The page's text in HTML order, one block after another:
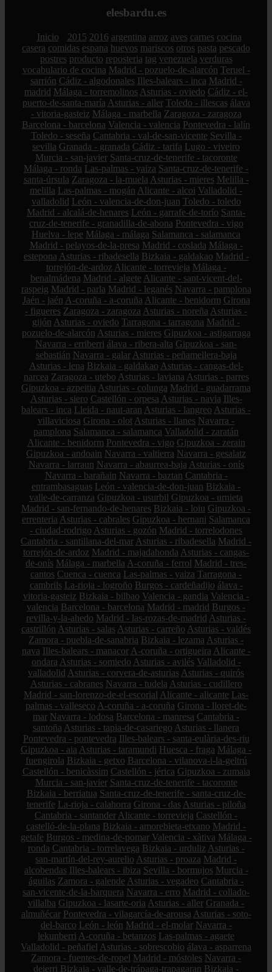
elesbardu.es
Inicio 2015 2016 argentina arroz aves carnes cocina
casera comidas espana huevos mariscos otros pasta pescado
postres producto reposteria tag venezuela verduras
vocabulario de cocina Madrid - pozuelo-de-alarcón Teruel -
sarrión Cádiz - algodonales Illes-balears - inca Madrid -
madrid Málaga - torremolinos Asturias - oviedo Cádiz - el-
puerto-de-santa-maría Asturias - aller Toledo - illescas álava
- vitoria-gasteiz Málaga - marbella Zaragoza - zaragoza
Barcelona - barcelona Valencia - valencia Pontevedra - lalín
Toledo - seseña Cantabria - val-de-san-vicente Sevilla -
sevilla Granada - granada Cádiz - tarifa Lugo - viveiro
Murcia - san-javier Santa-cruz-de-tenerife - tacoronte
Málaga - ronda Las-palmas - yaiza Santa-cruz-de-tenerife -
santa-úrsula Zaragoza - la-muela Asturias - mieres Melilla -
melilla Las-palmas - mogán Alicante - alcoi Valladolid -
valladolid León - valencia-de-don-juan Toledo - toledo
Madrid - alcalá-de-henares León - garrafe-de-torío Santa-
cruz-de-tenerife - granadilla-de-abona Pontevedra - vigo
Huelva - lepe Málaga - málaga Salamanca - salamanca
Madrid - pelayos-de-la-presa Madrid - coslada Málaga -
estepona Asturias - ribadesella Bizkaia - galdakao Madrid -
torrejón-de-ardoz Alicante - torrevieja Málaga -
benalmádena Madrid - algete Alicante - sant-vicent-del-
raspeig Madrid - parla Madrid - leganés Navarra - pamplona
Jaén - jaén A-coruña - a-coruña Alicante - benidorm Girona
- figueres Zaragoza - zaragoza Asturias - noreña Asturias -
gijón Asturias - oviedo Tarragona - tarragona Madrid -
pozuelo-de-alarcón Asturias - mieres Gipuzkoa - astigarraga
Navarra - erriberri álava - ribera-alta Gipuzkoa - san-
sebastián Navarra - galar Asturias - peñamellera-baja
Asturias - lena Bizkaia - galdakao Asturias - cangas-del-
narcea Zaragoza - utebo Asturias - laviana Asturias - parres
Gipuzkoa - azpeitia Asturias - colunga Madrid - guadarrama
Asturias - siero Castellón - orpesa Asturias - navia Illes-
balears - inca Lleida - naut-aran Asturias - langreo Asturias -
villaviciosa Girona - olot Asturias - llanes Navarra -
pamplona Salamanca - salamanca Valladolid - zaratán
Alicante - benidorm Pontevedra - vigo Gipuzkoa - zerain
Gipuzkoa - andoain Navarra - valtierra Navarra - gesalatz
Navarra - larraun Navarra - abaurrea-baja Asturias - onís
Navarra - barañain Navarra - baztan Cantabria -
entrambasaguas León - valencia-de-don-juan Bizkaia -
valle-de-carranza Gipuzkoa - usurbil Gipuzkoa - urnieta
Madrid - san-fernando-de-henares Bizkaia - loiu Gipuzkoa -
errenteria Asturias - cabrales Gipuzkoa - hernani Salamanca
- ciudad-rodrigo Asturias - gozón Madrid - torrelodones
Cantabria - santillana-del-mar Asturias - ribadesella Madrid -
torrejón-de-ardoz Madrid - majadahonda Asturias - cangas-
de-onís Málaga - marbella A-coruña - ferrol Madrid - tres-
cantos Cuenca - cuenca Las-palmas - yaiza Tarragona -
cambrils La-rioja - logroño Burgos - cardeñadijo álava -
vitoria-gasteiz Bizkaia - bilbao Valencia - gandia Valencia -
valencia Barcelona - barcelona Madrid - madrid Burgos -
revilla-y-la-ahedo Madrid - las-rozas-de-madrid Asturias -
castrillón Asturias - salas Asturias - carreño Asturias - valdés
Zamora - puebla-de-sanabria Bizkaia - lezama Asturias -
nava Illes-balears - manacor A-coruña - ortigueira Alicante -
ondara Asturias - somiedo Asturias - avilés Valladolid -
valladolid Asturias - corvera-de-asturias Asturias - quirós
Asturias - cabranes Navarra - tudela Asturias - cudillero
Madrid - san-lorenzo-de-el-escorial Alicante - alicante Las-
palmas - valleseco A-coruña - a-coruña Girona - lloret-de-
mar Navarra - lodosa Barcelona - manresa Cantabria -
santoña Asturias - tapia-de-casariego Asturias - llanera
Pontevedra - pontevedra Illes-balears - santa-eulària-des-riu
Gipuzkoa - aia Asturias - taramundi Huesca - fraga Málaga -
fuengirola Bizkaia - getxo Barcelona - vilanova-i-la-geltrú
Castellón - benicàssim Castellón - jérica Gipuzkoa - zumaia
Murcia - san-javier Santa-cruz-de-tenerife - tacoronte
Bizkaia - berriatua Santa-cruz-de-tenerife - santa-cruz-de-
tenerife La-rioja - calahorra Girona - das Asturias - piloña
Cantabria - santander Alicante - torrevieja Castellón -
castelló-de-la-plana Bizkaia - amorebieta-etxano Madrid -
getafe Burgos - medina-de-pomar Valencia - xàtiva Málaga -
ronda Cantabria - torrelavega Bizkaia - urduliz Asturias -
san-martín-del-rey-aurelio Asturias - proaza Madrid -
alcobendas Illes-balears - ibiza Sevilla - bormujos Murcia -
águilas Zamora - galende Asturias - vegadeo Cantabria -
san-vicente-de-la-barquera Navarra - erro Madrid - collado-
villalba Gipuzkoa - lasarte-oria Asturias - aller Granada -
almuñécar Pontevedra - vilagarcía-de-arousa Asturias - soto-
del-barco León - león Madrid - el-molar Navarra -
lekunberri A-coruña - betanzos Las-palmas - agaete
Valladolid - peñafiel Asturias - sobrescobio álava - asparrena
Zamora - fuentes-de-ropel Madrid - móstoles Navarra -
deierri Bizkaia - valle-de-trápaga-trapagaran Bizkaia -